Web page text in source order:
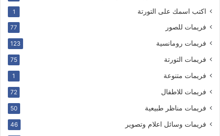
اكتب اسمك على التورتة 1
فريمات للصور 77
فريمات رومانسية 123
فريمات التورتة 75
فريمات متنوعة 1
فريمات للاطفال 72
فريمات مناظر طبيعية 50
فريمات وسائل اعلام وتصوير 46